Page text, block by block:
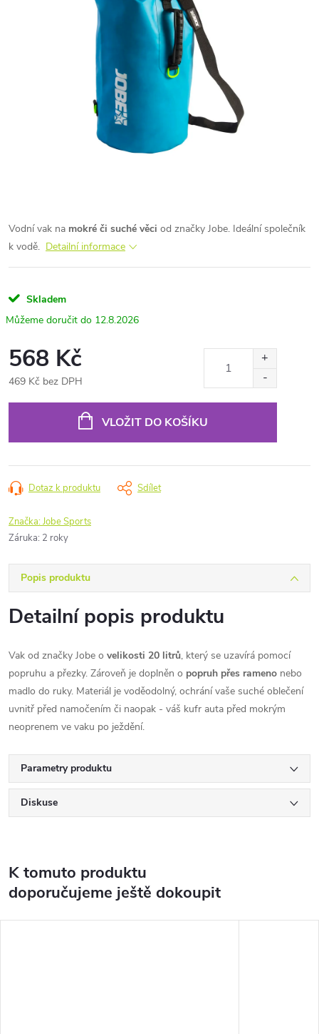
Vodní vak na mokré či suché věci od značky Jobe. Ideální společník
k vodě. Detailní informace
Skladem
12.8.2026
568 Kč
469 Kč bez DPH
VLOŽIT DO KOŠÍKU
Dotaz k produktu Sdílet
Značka:Jobe Sports
Záruka: 2 roky
Popis produktu
Detailní popis produktu
Vak od značky Jobe o velikosti 20 litrů, který se uzavírá pomocí
popruhu a přezky. Zároveň je doplněn o popruh přes rameno nebo
madlo do ruky. Materiál je voděodolný, ochrání vaše suché oblečení
uvnitř před namočením či naopak - váš kufr auta před mokrým
neoprenem ve vaku po ježdění.
Parametry produktu
Diskuse
K tomuto produktu
doporučujeme ještě dokoupit